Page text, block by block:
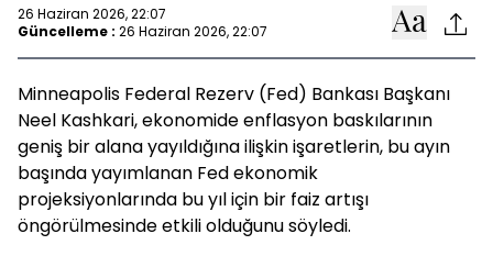
26 Haziran 2026, 22:07
Güncelleme : 26 Haziran 2026, 22:07
Minneapolis Federal Rezerv (Fed) Bankası Başkanı
Neel Kashkari, ekonomide enflasyon baskılarının
geniş bir alana yayıldığına ilişkin işaretlerin, bu ayın
başında yayımlanan Fed ekonomik
projeksiyonlarında bu yıl için bir faiz artışı
öngörülmesinde etkili olduğunu söyledi.